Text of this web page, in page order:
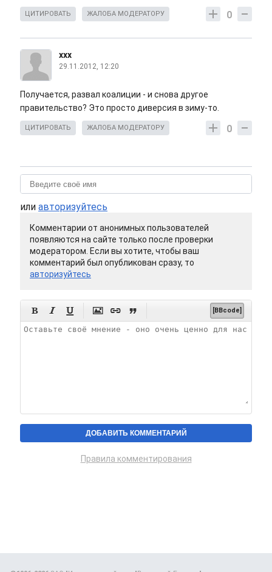
0
ЦИТИРОВАТЬ ЖАЛОБА МОДЕРАТОРУ
ххх
29.11.2012, 12:20
Получается, развал коалиции - и снова другое
правительство? Это просто диверсия в зиму-то.
0
ЦИТИРОВАТЬ ЖАЛОБА МОДЕРАТОРУ
или авторизуйтесь
Комментарии от анонимных пользователей
появляются на сайте только после проверки
модератором. Если вы хотите, чтобы ваш
комментарий был опубликован сразу, то
авторизуйтесь
      [BBcode]
Правила комментирования